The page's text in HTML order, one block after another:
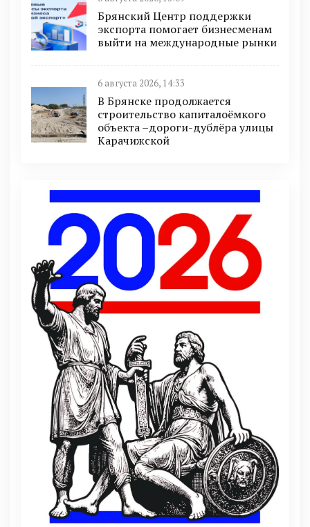
Брянский Центр поддержки
экспорта помогает бизнесменам
выйти на международные рынки
6 августа 2026, 14:33
В Брянске продолжается
строительство капиталоёмкого
объекта –дороги-дублёра улицы
Карачижской